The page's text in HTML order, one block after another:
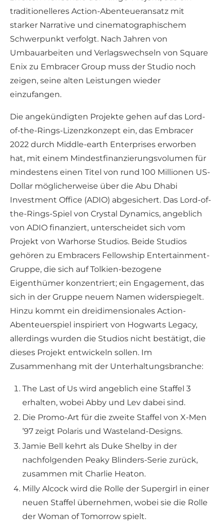
traditionelleres Action-Abenteueransatz mit
starker Narrative und cinematographischem
Schwerpunkt verfolgt. Nach Jahren von
Umbauarbeiten und Verlagswechseln von Square
Enix zu Embracer Group muss der Studio noch
zeigen, seine alten Leistungen wieder
einzufangen.
Die angekündigten Projekte gehen auf das Lord-
of-the-Rings-Lizenzkonzept ein, das Embracer
2022 durch Middle-earth Enterprises erworben
hat, mit einem Mindestfinanzierungsvolumen für
mindestens einen Titel von rund 100 Millionen US-
Dollar möglicherweise über die Abu Dhabi
Investment Office (ADIO) abgesichert. Das Lord-of-
the-Rings-Spiel von Crystal Dynamics, angeblich
von ADIO finanziert, unterscheidet sich vom
Projekt von Warhorse Studios. Beide Studios
gehören zu Embracers Fellowship Entertainment-
Gruppe, die sich auf Tolkien-bezogene
Eigenthümer konzentriert; ein Engagement, das
sich in der Gruppe neuem Namen widerspiegelt.
Hinzu kommt ein dreidimensionales Action-
Abenteuerspiel inspiriert von Hogwarts Legacy,
allerdings wurden die Studios nicht bestätigt, die
dieses Projekt entwickeln sollen. Im
Zusammenhang mit der Unterhaltungsbranche:
The Last of Us wird angeblich eine Staffel 3
erhalten, wobei Abby und Lev dabei sind.
Die Promo-Art für die zweite Staffel von X-Men
’97 zeigt Polaris und Wasteland-Designs.
Jamie Bell kehrt als Duke Shelby in der
nachfolgenden Peaky Blinders-Serie zurück,
zusammen mit Charlie Heaton.
Milly Alcock wird die Rolle der Supergirl in einer
neuen Staffel übernehmen, wobei sie die Rolle
der Woman of Tomorrow spielt.